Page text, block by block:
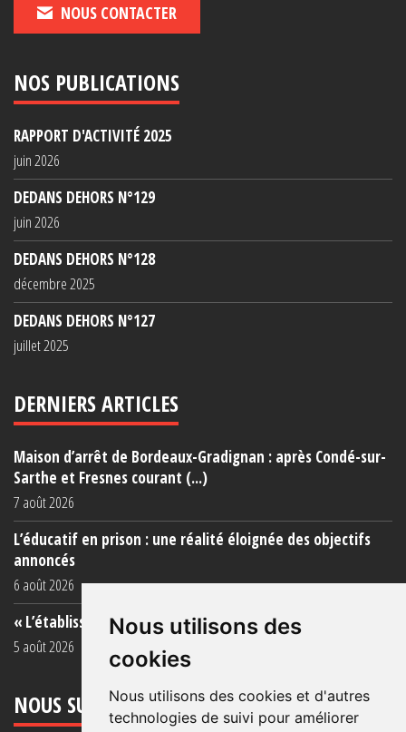
Nous utilisons des
cookies
Nous utilisons des cookies et d'autres
technologies de suivi pour améliorer
NOUS CONTACTER
NOS PUBLICATIONS
RAPPORT D'ACTIVITÉ 2025
juin 2026
DEDANS DEHORS N°129
juin 2026
DEDANS DEHORS N°128
décembre 2025
DEDANS DEHORS N°127
juillet 2025
DERNIERS ARTICLES
Maison d’arrêt de Bordeaux-Gradignan : après Condé-sur-
Sarthe et Fresnes courant (...)
7 août 2026
L’éducatif en prison : une réalité éloignée des objectifs
annoncés
6 août 2026
« L’établissement est une porcherie totale »
5 août 2026
NOUS SUIVRE